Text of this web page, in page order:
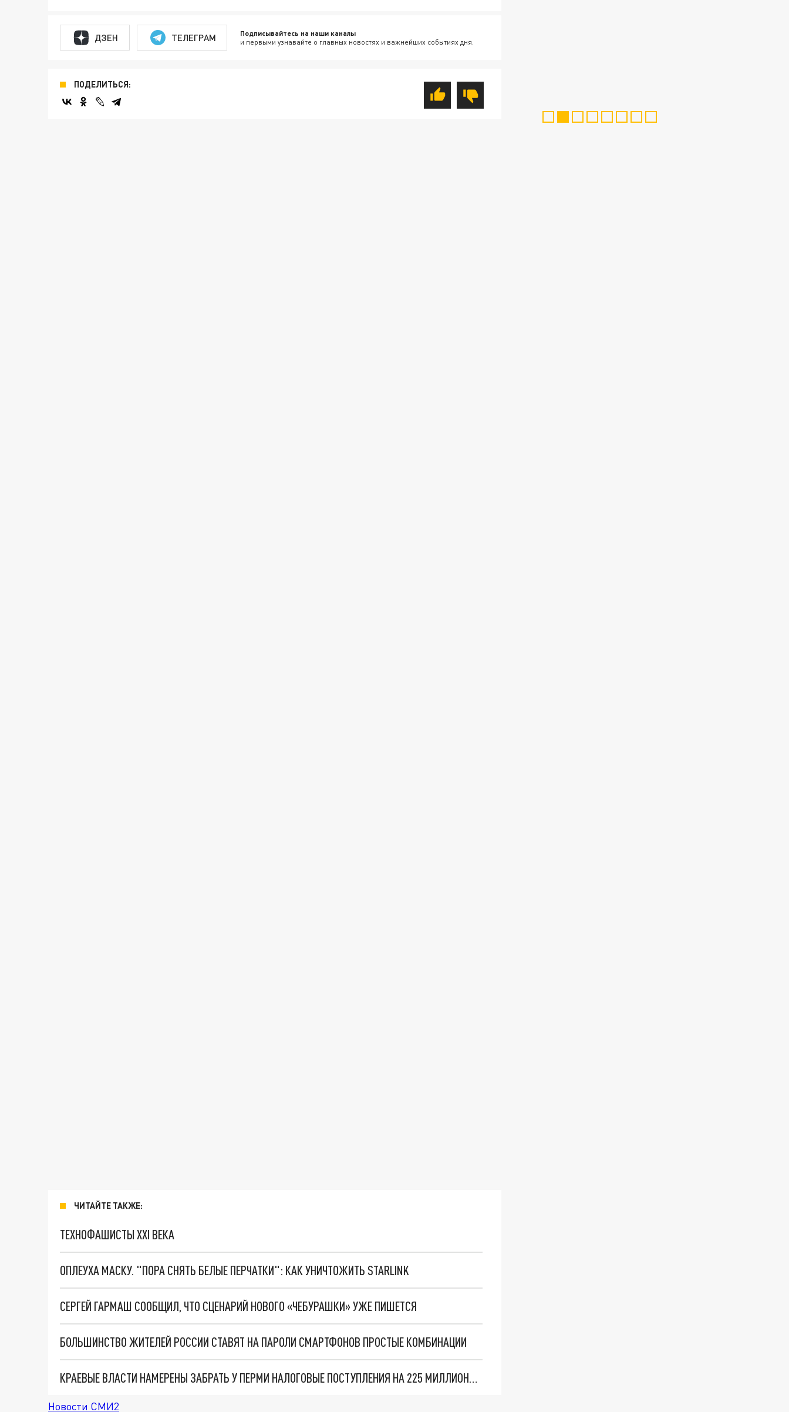
ДЗЕН ТЕЛЕГРАМ Подписывайтесь на наши каналы
и первыми узнавайте о главных новостях и важнейших событиях дня.
ПОДЕЛИТЬСЯ:
ЧИТАЙТЕ ТАКЖЕ:
ТЕХНОФАШИСТЫ XXI ВЕКА
ОПЛЕУХА МАСКУ. "ПОРА СНЯТЬ БЕЛЫЕ ПЕРЧАТКИ": КАК УНИЧТОЖИТЬ STARLINK
СЕРГЕЙ ГАРМАШ СООБЩИЛ, ЧТО СЦЕНАРИЙ НОВОГО «ЧЕБУРАШКИ» УЖЕ ПИШЕТСЯ
БОЛЬШИНСТВО ЖИТЕЛЕЙ РОССИИ СТАВЯТ НА ПАРОЛИ СМАРТФОНОВ ПРОСТЫЕ КОМБИНАЦИИ
КРАЕВЫЕ ВЛАСТИ НАМЕРЕНЫ ЗАБРАТЬ У ПЕРМИ НАЛОГОВЫЕ ПОСТУПЛЕНИЯ НА 225 МИЛЛИОНОВ РУБЛЕЙ
Новости СМИ2